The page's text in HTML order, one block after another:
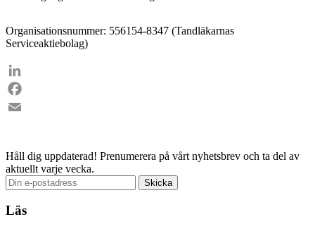
Organisationsnummer: 556154-8347 (Tandläkarnas
Serviceaktiebolag)
LinkedIn
Facebook
Håll dig uppdaterad! Prenumerera på vårt nyhetsbrev och ta del av
aktuellt varje vecka.
Läs